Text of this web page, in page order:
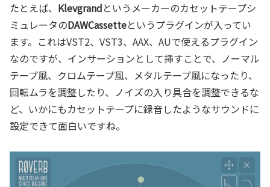
たとえば、 Klevgrandというメーカーのカセットテープシ
ミュレータのDAWCassetteというプラグインが入ってい
ます。これはVST2、VST3、AAX、AUで使えるプラグイン
なのですが、インサーションとして挿すことで、ノーマル
テープ風、クロムテープ風、メタルテープ風になったり、
回転ムラを調整したり、ノイズの入り具合を調整できるな
ど、いかにもカセットテープに録音したようなサウンドに
設定できて面白いですね。